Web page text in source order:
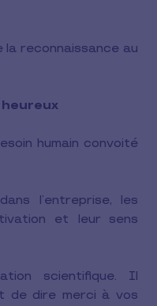
la reconnaissance au
humain convoité
l’entreprise, les
et leur sens
scientifique. Il
de dire merci à vos